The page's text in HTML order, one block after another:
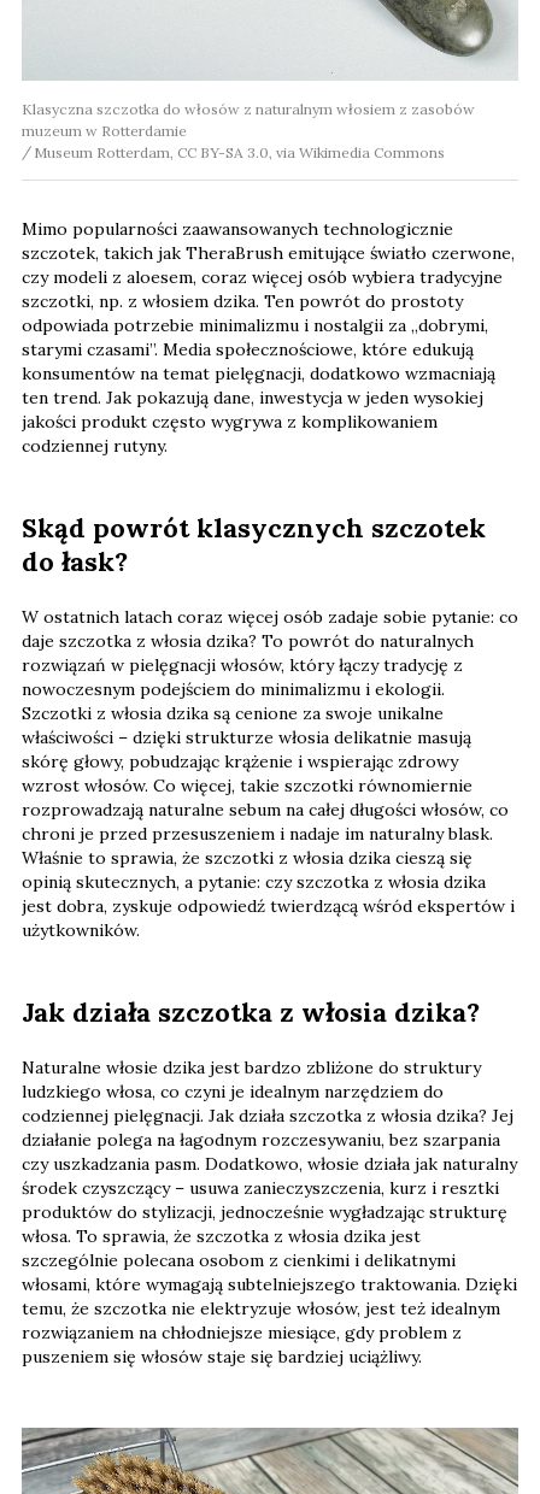
Klasyczna szczotka do włosów z naturalnym włosiem z zasobów
muzeum w Rotterdamie
Museum Rotterdam, CC BY-SA 3.0, via Wikimedia Commons
Mimo popularności zaawansowanych technologicznie
szczotek, takich jak TheraBrush emitujące światło czerwone,
czy modeli z aloesem, coraz więcej osób wybiera tradycyjne
szczotki, np. z włosiem dzika. Ten powrót do prostoty
odpowiada potrzebie minimalizmu i nostalgii za „dobrymi,
starymi czasami”. Media społecznościowe, które edukują
konsumentów na temat pielęgnacji, dodatkowo wzmacniają
ten trend. Jak pokazują dane, inwestycja w jeden wysokiej
jakości produkt często wygrywa z komplikowaniem
codziennej rutyny.
Skąd powrót klasycznych szczotek
do łask?
W ostatnich latach coraz więcej osób zadaje sobie pytanie: co
daje szczotka z włosia dzika? To powrót do naturalnych
rozwiązań w pielęgnacji włosów, który łączy tradycję z
nowoczesnym podejściem do minimalizmu i ekologii.
Szczotki z włosia dzika są cenione za swoje unikalne
właściwości – dzięki strukturze włosia delikatnie masują
skórę głowy, pobudzając krążenie i wspierając zdrowy
wzrost włosów. Co więcej, takie szczotki równomiernie
rozprowadzają naturalne sebum na całej długości włosów, co
chroni je przed przesuszeniem i nadaje im naturalny blask.
Właśnie to sprawia, że szczotki z włosia dzika cieszą się
opinią skutecznych, a pytanie: czy szczotka z włosia dzika
jest dobra, zyskuje odpowiedź twierdzącą wśród ekspertów i
użytkowników.
Jak działa szczotka z włosia dzika?
Naturalne włosie dzika jest bardzo zbliżone do struktury
ludzkiego włosa, co czyni je idealnym narzędziem do
codziennej pielęgnacji. Jak działa szczotka z włosia dzika? Jej
działanie polega na łagodnym rozczesywaniu, bez szarpania
czy uszkadzania pasm. Dodatkowo, włosie działa jak naturalny
środek czyszczący – usuwa zanieczyszczenia, kurz i resztki
produktów do stylizacji, jednocześnie wygładzając strukturę
włosa. To sprawia, że szczotka z włosia dzika jest
szczególnie polecana osobom z cienkimi i delikatnymi
włosami, które wymagają subtelniejszego traktowania. Dzięki
temu, że szczotka nie elektryzuje włosów, jest też idealnym
rozwiązaniem na chłodniejsze miesiące, gdy problem z
puszeniem się włosów staje się bardziej uciążliwy.